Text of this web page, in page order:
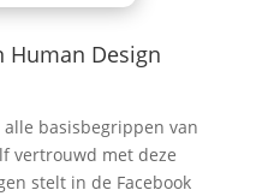
Human Design
basisbegrippen van
vertrouwd met deze
stelt in de Facebook